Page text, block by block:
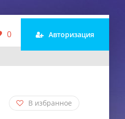
0 Авторизация
В избранное